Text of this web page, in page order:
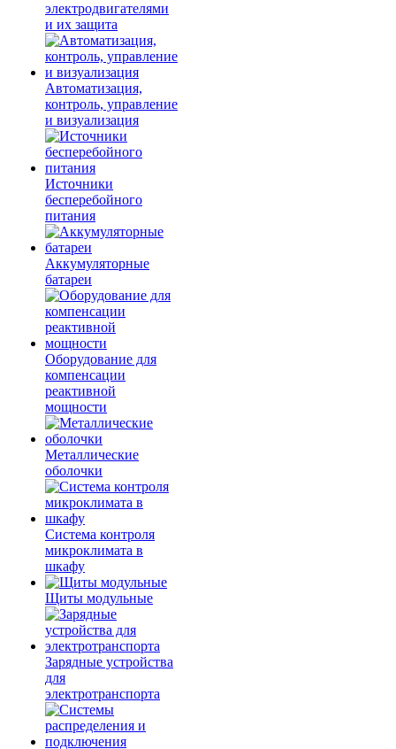
электродвигателями
и их защита
Автоматизация,
контроль, управление
и визуализация
Источники
бесперебойного
питания
Аккумуляторные
батареи
Оборудование для
компенсации
реактивной
мощности
Металлические
оболочки
Система контроля
микроклимата в
шкафу
Щиты модульные
Зарядные устройства
для
электротранспорта